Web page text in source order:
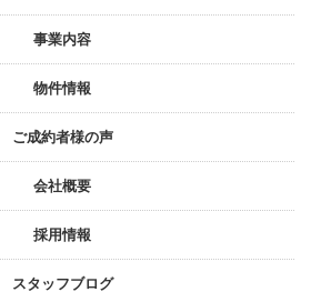
事業内容
物件情報
ご成約者様の声
会社概要
採⽤情報
スタッフブログ